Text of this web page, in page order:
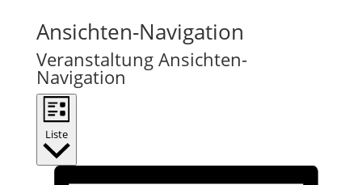
Veranstaltungen
Ansichten-Navigation
Veranstaltung Ansichten-
Navigation
Liste